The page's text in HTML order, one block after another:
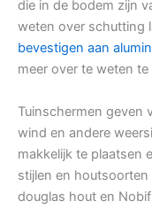
die in de bodem zijn
weten over schutting
bevestigen aan
meer over te weten te
Tuinschermen geven
wind en andere
makkelijk te plaatsen
stijlen en
douglas hout en